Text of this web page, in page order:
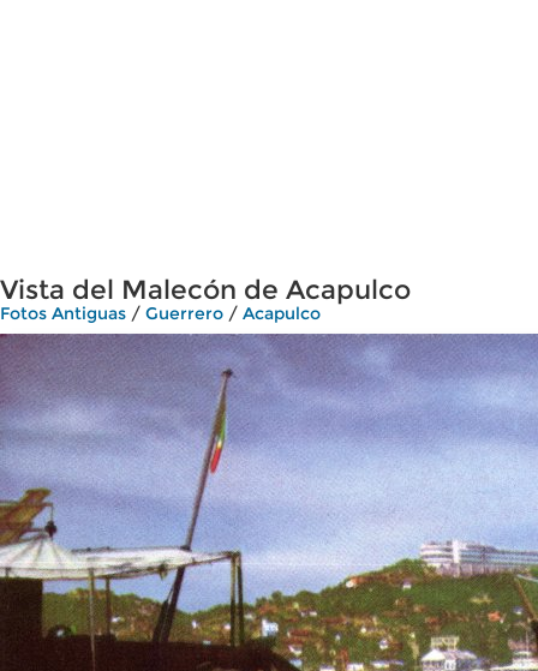
Vista del Malecón de Acapulco
Fotos Antiguas / Guerrero / Acapulco